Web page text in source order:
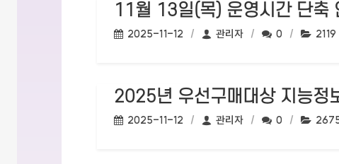
11월 13일(목) 운영시간 단
작성일:
2025-11-12 작성자:
관리자 댓글수:
0 조회수:
2119
2025년 우선구매대상 지능정
작성일:
2025-11-12 작성자:
관리자 댓글수:
0 조회